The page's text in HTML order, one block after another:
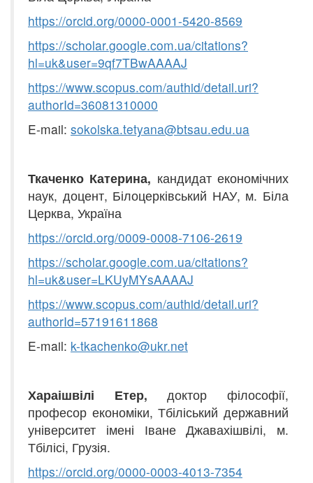
https://orcid.org/0000-0001-5420-8569
https://scholar.google.com.ua/citations?
hl=uk&user=9qf7TBwAAAAJ
https://www.scopus.com/authid/detail.uri?
authorId=36081310000
E-mail: sokolska.tetyana@btsau.edu.ua
Ткаченко Катерина, кандидат економічних
наук, доцент, Білоцерківський НАУ, м. Біла
Церква, Україна
https://orcid.org/0009-0008-7106-2619
https://scholar.google.com.ua/citations?
hl=uk&user=LKUyMYsAAAAJ
https://www.scopus.com/authid/detail.uri?
authorId=57191611868
E-mail: k-tkachenko@ukr.net
Хараішвілі Етер,доктор філософії,
професор економіки, Тбіліський державний
університет імені Іване Джавахішвілі, м.
Тбілісі, Грузія.
https://orcid.org/0000-0003-4013-7354